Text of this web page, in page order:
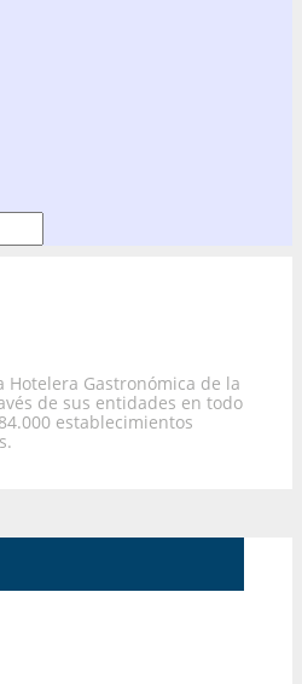
Hotelera Gastronómica de la
de sus entidades en todo
establecimientos